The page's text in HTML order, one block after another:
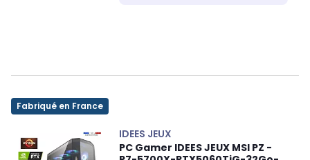
Fabriqué en France
IDEES JEUX
PC Gamer IDEES JEUX MSI PZ -